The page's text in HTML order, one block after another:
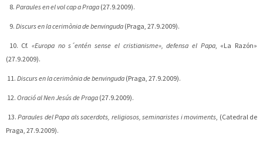
8. Paraules en el vol cap a Praga (27.9.2009).
9. Discurs en la cerimònia de benvinguda (Praga, 27.9.2009).
10. Cf.«Europa no s´entén sense el cristianisme», defensa el Papa, «La Razón»
(27.9.2009).
11. Discurs en la cerimònia de benvinguda (Praga, 27.9.2009).
12. Oració al Nen Jesús de Praga (27.9.2009).
13. Paraules del Papa als sacerdots, religiosos, seminaristes i moviments , (Catedral de
Praga, 27.9.2009).